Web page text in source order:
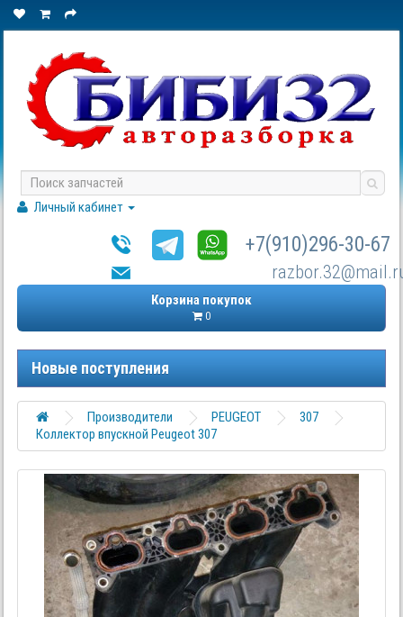
Личный кабинет
+7(910)296-30-67
Корзина покупок
0
Новые поступления
Производители PEUGEOT
307
Коллектор впускной Peugeot 307